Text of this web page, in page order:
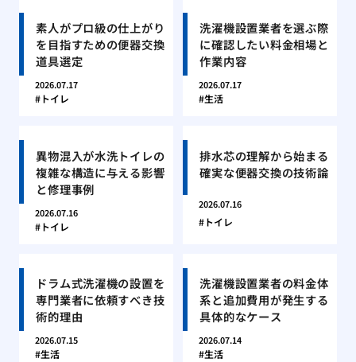
素人がプロ級の仕上がり
を目指すための便器交換
道具選定
2026.07.17
トイレ
洗濯機設置業者を選ぶ際
に確認したい料金相場と
作業内容
2026.07.17
生活
異物混入が水洗トイレの
複雑な構造に与える影響
と修理事例
2026.07.16
トイレ
排水芯の理解から始まる
確実な便器交換の技術論
2026.07.16
トイレ
ドラム式洗濯機の設置を
専門業者に依頼すべき技
術的理由
2026.07.15
生活
洗濯機設置業者の料金体
系と追加費用が発生する
具体的なケース
2026.07.14
生活